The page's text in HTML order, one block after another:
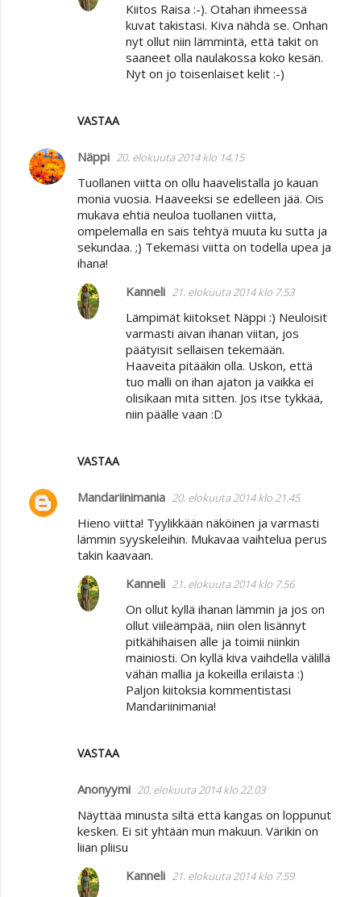
VASTAA
Kiitos Raisa :-). Otahan ihmeessä
kuvat takistasi. Kiva nähdä se. Onhan
nyt ollut niin lämmintä, että takit on
saaneet olla naulakossa koko kesän.
Nyt on jo toisenlaiset kelit :-)
Näppi 20. elokuuta 2014 klo 14.15
Tuollanen viitta on ollu haavelistalla jo kauan
monia vuosia. Haaveeksi se edelleen jää. Ois
mukava ehtiä neuloa tuollanen viitta,
ompelemalla en sais tehtyä muuta ku sutta ja
sekundaa. ;) Tekemäsi viitta on todella upea ja
ihana!
VASTAA
Kanneli 21. elokuuta 2014 klo 7.53
Lämpimät kiitokset Näppi :) Neuloisit
varmasti aivan ihanan viitan, jos
päätyisit sellaisen tekemään.
Haaveita pitääkin olla. Uskon, että
tuo malli on ihan ajaton ja vaikka ei
olisikaan mitä sitten. Jos itse tykkää,
niin päälle vaan :D
Mandariinimania 20. elokuuta 2014 klo 21.45
Hieno viitta! Tyylikkään näköinen ja varmasti
lämmin syyskeleihin. Mukavaa vaihtelua perus
takin kaavaan.
VASTAA
Kanneli 21. elokuuta 2014 klo 7.56
On ollut kyllä ihanan lämmin ja jos on
ollut viileämpää, niin olen lisännyt
pitkähihaisen alle ja toimii niinkin
mainiosti. On kyllä kiva vaihdella välillä
vähän mallia ja kokeilla erilaista :)
Paljon kiitoksia kommentistasi
Mandariinimania!
Anonyymi 20. elokuuta 2014 klo 22.03
Näyttää minusta siltä että kangas on loppunut
kesken. Ei sit yhtään mun makuun. Värikin on
liian pliisu
Kanneli 21. elokuuta 2014 klo 7.59